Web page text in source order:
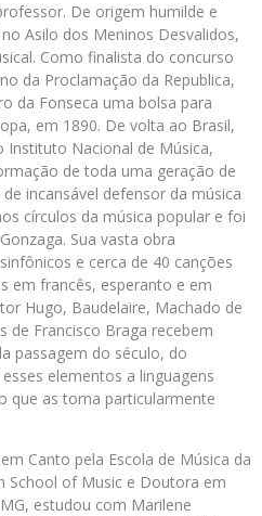
De origem humilde e
Asilo dos Meninos Desvalidos,
Como finalista do concurso
da Proclamação da Republica,
da Fonseca uma bolsa para
em 1890. De volta ao Brasil,
Instituto Nacional de Música,
de toda uma geração de
incansável defensor da música
círculos da música popular e foi
Sua vasta obra
e cerca de 40 canções
em francês, esperanto e em
Hugo, Baudelaire, Machado de
de Francisco Braga recebem
passagem do século, do
elementos a linguagens
que as torna particularmente
Canto pela Escola de Música da
School of Music e Doutora em
estudou com Marilene